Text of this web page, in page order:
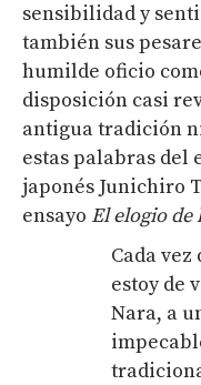
sensibilidad y
también sus
humilde oficio
disposición casi
antigua tradición
estas palabras del
japonés Junichiro
ensayo El elogio de
Cada
estoy de
Nara, a